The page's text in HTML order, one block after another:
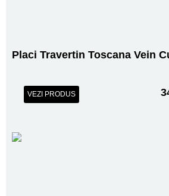
Placi Travertin Toscana Vein
VEZI PRODUS